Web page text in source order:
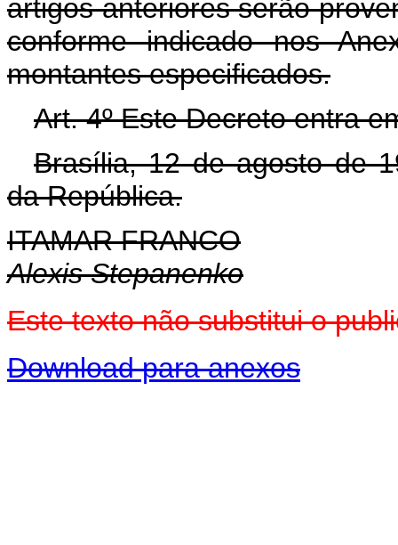
artigos anteriores serão
conforme indicado nos
montantes especificados.
Art. 4º Este Decreto entra
Brasília, 12 de agosto de
da República.
ITAMAR FRANCO
Alexis Stepanenko
Este texto não substitui o
Download para anexos